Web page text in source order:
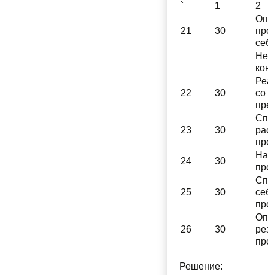
` 1 2
21 30
22 30
со
23 30
24
30
25 30
26 30
Решение: